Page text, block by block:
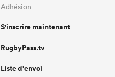
Adhésion
S'inscrire maintenant
RugbyPass.tv
Liste d'envoi